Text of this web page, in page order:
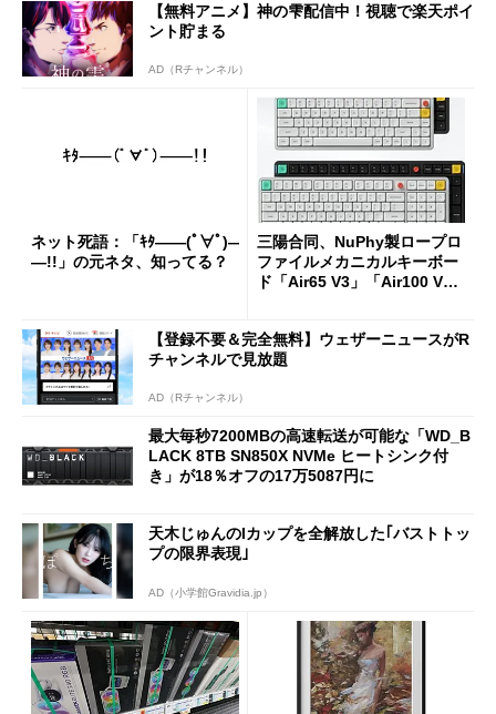
【無料アニメ】神の雫配信中！視聴で楽天ポイ
ント貯まる
AD（Rチャンネル）
ネット死語：「ｷﾀ――(ﾟ∀ﾟ)―
―!!」の元ネタ、知ってる？
三陽合同、NuPhy製ロープロ
ファイルメカニカルキーボー
ド「Air65 V3」「Air100 V
【登録不要＆完全無料】ウェザーニュースがR
チャンネルで見放題
AD（Rチャンネル）
最大毎秒7200MBの高速転送が可能な「WD_B
LACK 8TB SN850X NVMe ヒートシンク付
き」が18％オフの17万5087円に
天木じゅんのIカップを全解放した｢バストトッ
プの限界表現｣
AD（小学館Gravidia.jp）